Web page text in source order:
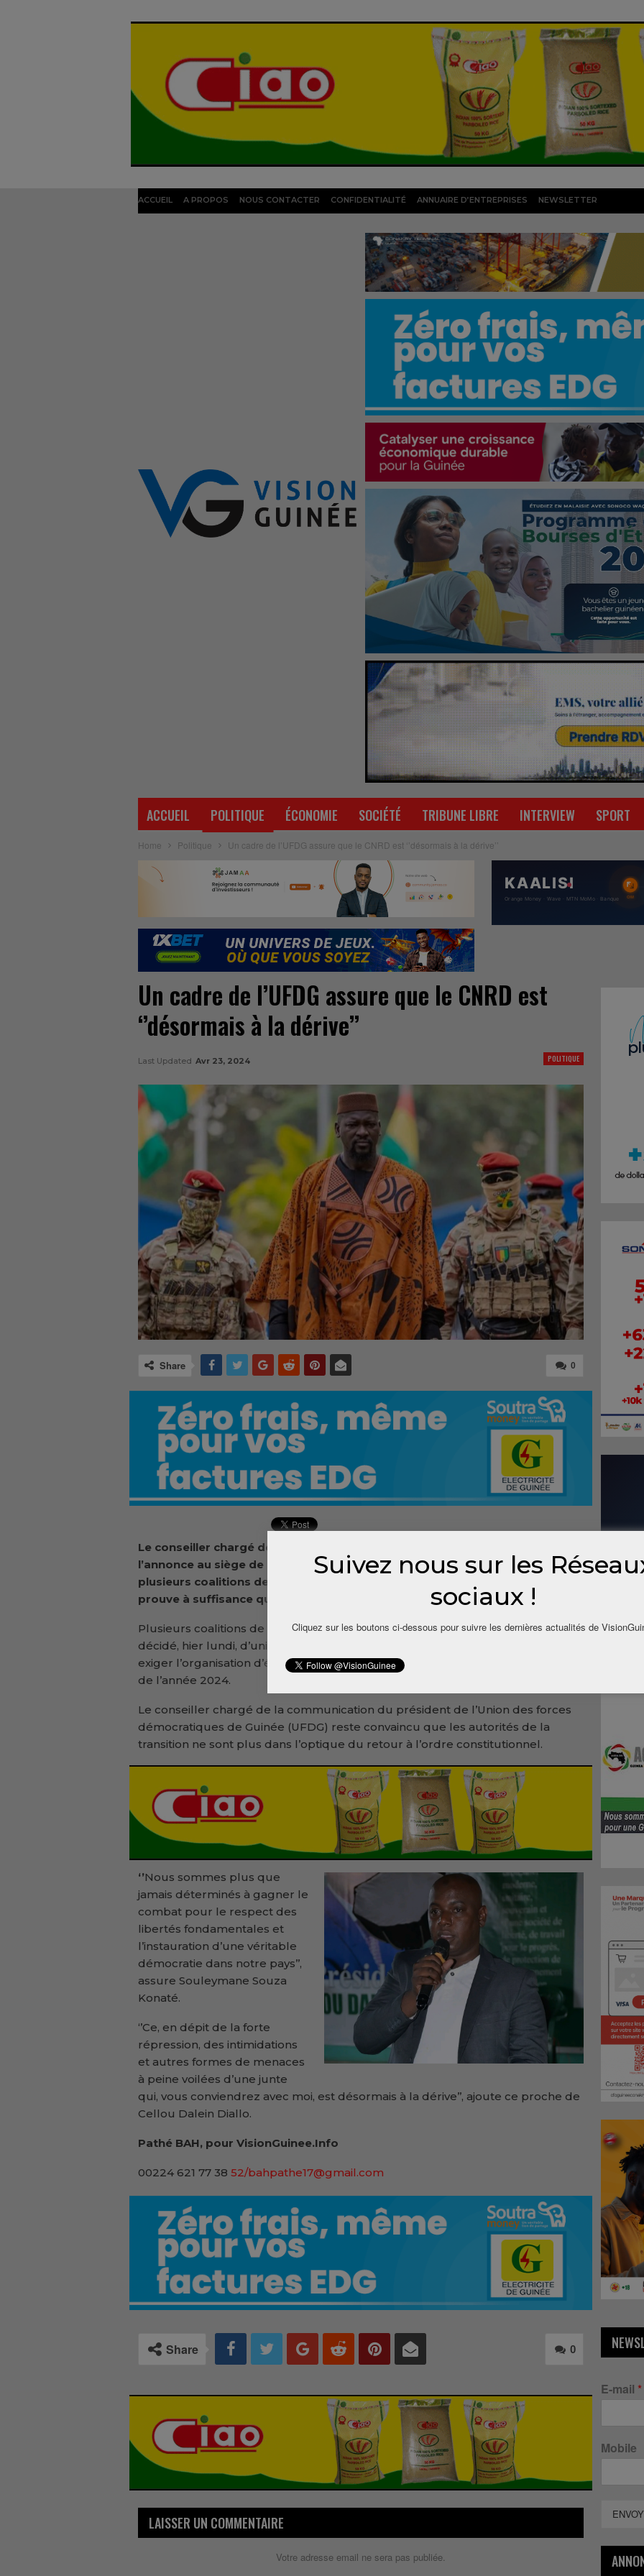
ACCUEIL A PROPOS NOUS CONTACTER CONFIDENTIALITÉ ANNUAIRE D’ENTREPRISES NEWSLETTER
ACCUEIL POLITIQUE ÉCONOMIE SOCIÉTÉ TRIBUNE LIBRE INTERVIEW SPORT
Home Politique Un cadre de l’UFDG assure que le CNRD est ‘’désormais à la dérive’’
Un cadre de l’UFDG assure que le CNRD est
‘’désormais à la dérive’’
POLITIQUE
Last Updated Avr 23, 2024
0
Share
Le conseiller chargé de la communication de Cellou Dalein Diallo estime que
l’annonce au siège de l’UFDG, ce lundi 22 avril, d’une unité d’actions de
plusieurs coalitions de partis politiques et organisations de la société
prouve à suffisance que les Forces vives sont prêtes à faire face à la junte.
Plusieurs coalitions de partis politiques et organisations de la société ont
décidé, hier lundi, d’unir leurs forces pour mettre la pression sur la junte pour
exiger l’organisation d’élections inclusives, libres et transparentes avant la fin
de l’année 2024.
Le conseiller chargé de la communication du président de l’Union des forces
démocratiques de Guinée (UFDG) reste convaincu que les autorités de la
transition ne sont plus dans l’optique du retour à l’ordre constitutionnel.
‘’Nous sommes plus que
jamais déterminés à gagner le
combat pour le respect des
libertés fondamentales et
l’instauration d’une véritable
démocratie dans notre pays’’,
assure Souleymane Souza
Konaté.
‘’Ce, en dépit de la forte
répression, des intimidations
et autres formes de menaces
à peine voilées d’une junte
qui, vous conviendrez avec moi, est désormais à la dérive’’, ajoute ce proche de
Cellou Dalein Diallo.
Pathé BAH, pour VisionGuinee.Info
00224 621 77 38 52/bahpathe17@gmail.com
0
Share
LAISSER UN COMMENTAIRE
Votre adresse email ne sera pas publiée.
E-mail *
Mobile
Suivez nous sur les
sociaux !
Cliquez sur les boutons ci-dessous pour suivre les dernières actualités de